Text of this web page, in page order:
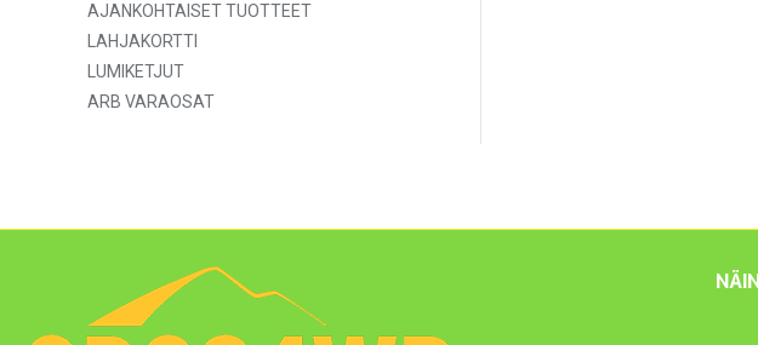
AJANKOHTAISET TUOTTEET
LAHJAKORTTI
LUMIKETJUT
ARB VARAOSAT